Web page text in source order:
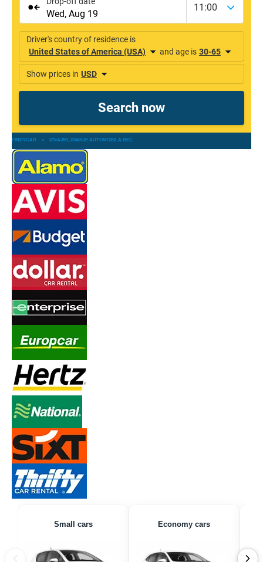
FINDYCAR » IZNAJMLJIVANJE AUTOMOBILA BEČ
Small cars Economy cars